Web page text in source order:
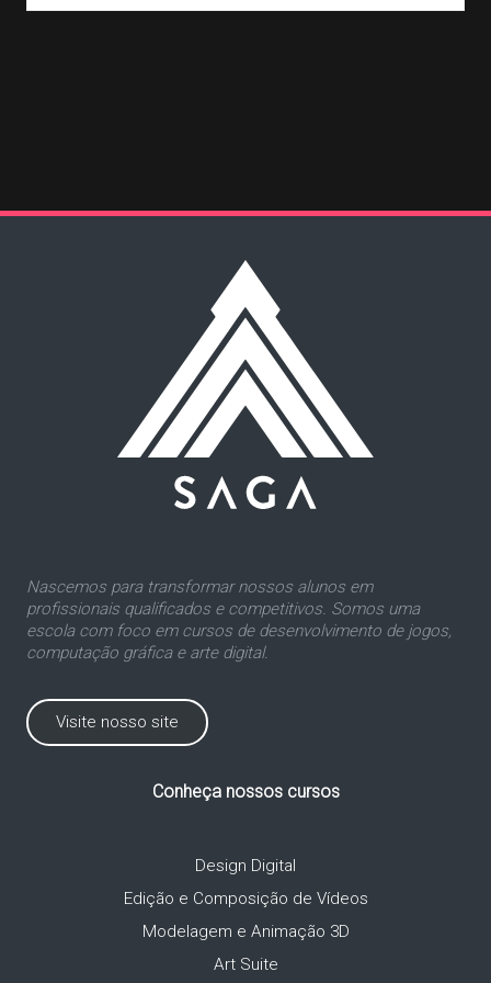
Nascemos para transformar nossos alunos em
profissionais qualificados e competitivos. Somos uma
escola com foco em cursos de desenvolvimento de jogos,
computação gráfica e arte digital.
Visite nosso site
Conheça nossos cursos
Design Digital
Edição e Composição de Vídeos
Modelagem e Animação 3D
Art Suite